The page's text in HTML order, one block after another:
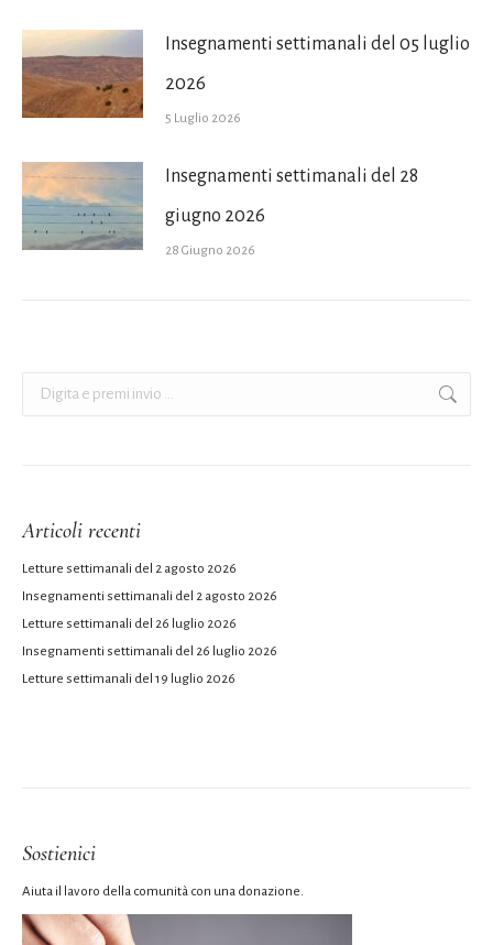
Insegnamenti settimanali del 05 luglio
2026
5 Luglio 2026
Insegnamenti settimanali del 28
giugno 2026
28 Giugno 2026
Articoli recenti
Letture settimanali del 2 agosto 2026
Insegnamenti settimanali del 2 agosto 2026
Letture settimanali del 26 luglio 2026
Insegnamenti settimanali del 26 luglio 2026
Letture settimanali del 19 luglio 2026
Sostienici
Aiuta il lavoro della comunità con una donazione.